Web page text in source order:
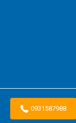
0931587988
Copyright © 2026